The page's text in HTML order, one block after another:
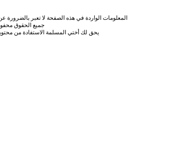
المعلومات الواردة في هذه الصفحة لا تعبر بالضرورة
جميع الحقوق
يحق لك أختي المسلمة الاستفادة من